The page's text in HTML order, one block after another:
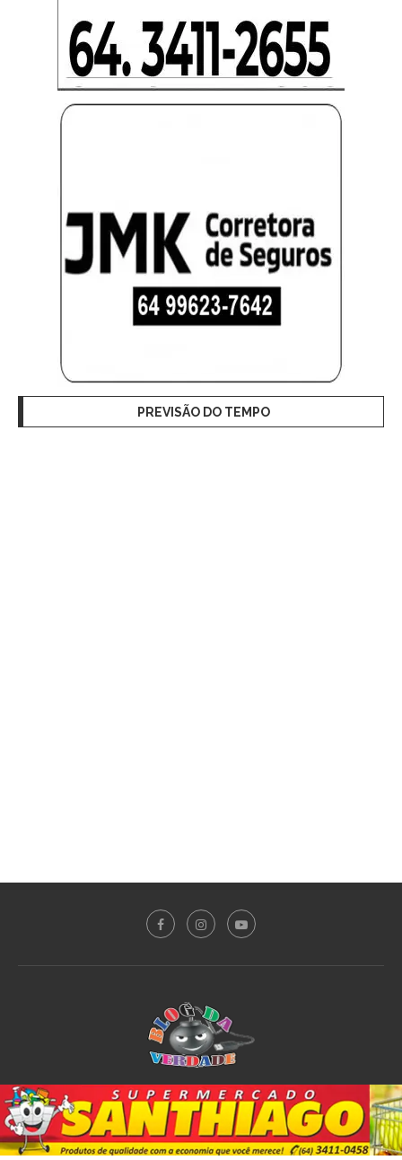
PREVISÃO DO TEMPO
Sobre o Blog Notícias Plantão Policial Acidente
Política
Esporte
@2020 - All Right Reserved. Designed and Developed byPortalDev